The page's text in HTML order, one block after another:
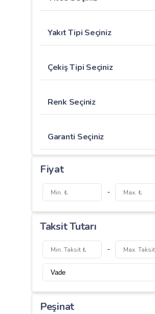
Garanti Seçiniz
Yakıt Tipi Seçiniz
Renk Seçiniz
Çekiş Tipi Seçiniz
Fiyat
-
Taksit Tutarı
-
Peşinat